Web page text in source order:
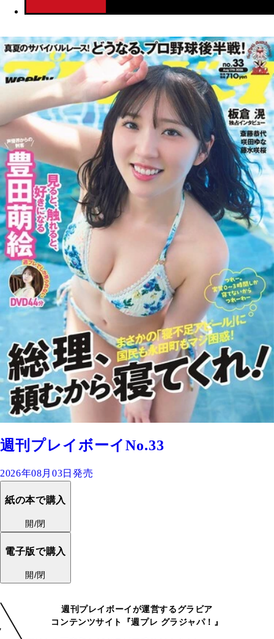
週刊プレイボーイNo.33
2026年08月03日発売
紙の本で購入
開/閉
電子版で購入
開/閉
週刊プレイボーイが運営するグラビア
コンテンツサイト『週プレ グラジャパ！』